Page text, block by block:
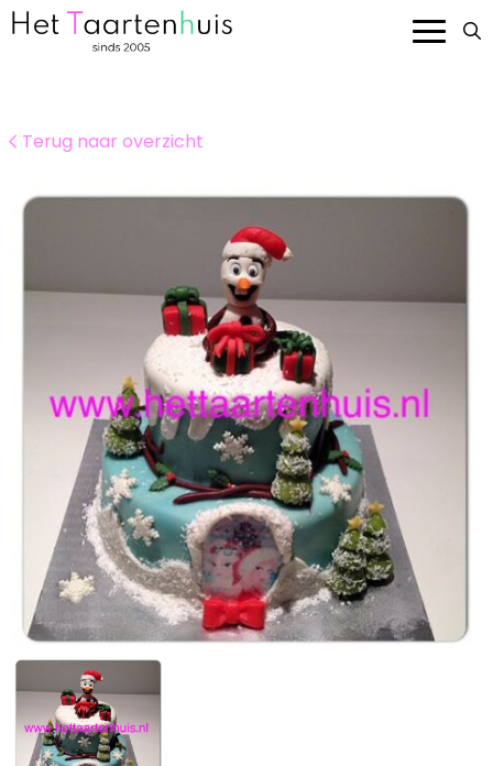
Smaken en prijzen
Over ons
Contact
Bestellen
Terug naar overzicht